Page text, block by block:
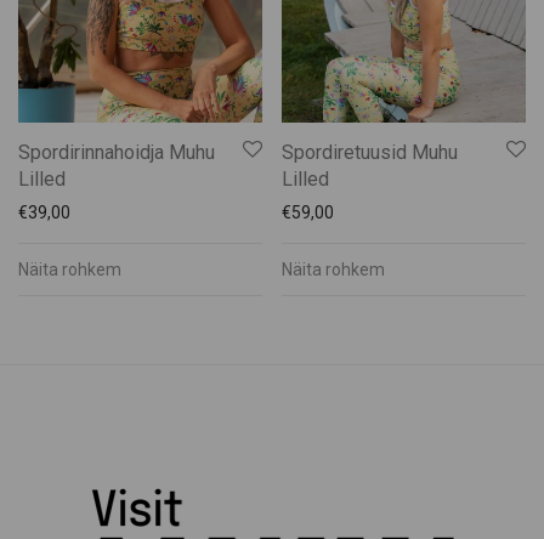
Spordirinnahoidja Muhu
Lilled
€39,00
Näita rohkem
Spordiretuusid Muhu
Lilled
€59,00
Näita rohkem